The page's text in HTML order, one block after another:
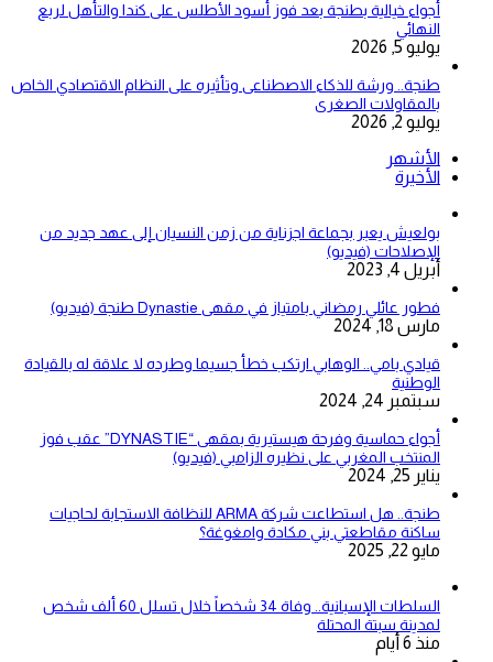
أجواء خيالية بطنجة بعد فوز أسود الأطلس على كندا والتأهل لربع
النهائي
يوليو 5, 2026
طنجة.. ورشة للذكاء الاصطناعى وتأثيره على النظام الاقتصادي الخاص
بالمقاولات الصغرى
يوليو 2, 2026
الأشهر
الأخيرة
بولعيش يعبر بجماعة اجزناية من زمن النسيان إلى عهد جديد من
الإصلاحات (فيديو)
أبريل 4, 2023
فطور عائلي رمضاني بامتياز في مقهى Dynastie طنجة (فيديو)
مارس 18, 2024
قيادي بامي.. الوهابي ارتكب خطأ جسيما وطرده لا علاقة له بالقيادة
الوطنية
سبتمبر 24, 2024
أجواء حماسية وفرحة هيستيرية بمقهى “DYNASTIE” عقب فوز
المنتخب المغربي على نظيره الزامبي (فيديو)
يناير 25, 2024
طنجة.. هل استطاعت شركة ARMA للنظافة الاستجابة لحاجيات
ساكنة مقاطعتي بني مكادة وامغوغة؟
مايو 22, 2025
السلطات الإسبانية.. وفاة 34 شخصاً خلال تسلل 60 ألف شخص
لمدينة سبتة المحتلة
منذ 6 أيام